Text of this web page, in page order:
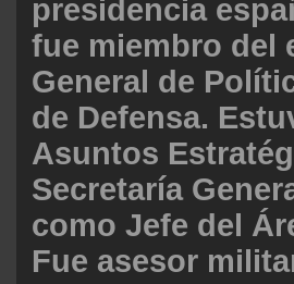
presidencia
fue miembro del
General de
de Defensa.
Asuntos
Secretaría
como Jefe del
Fue asesor